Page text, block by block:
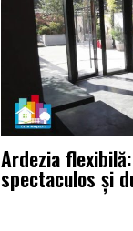
Ardezia
spectaculos și